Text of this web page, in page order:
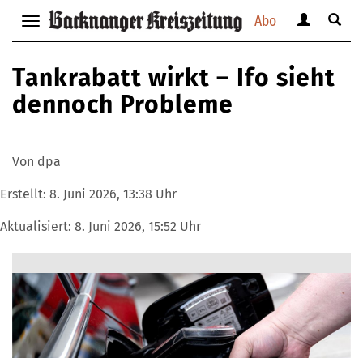
Abo
Navigation
anzeigen
verbergen
anzeigen
verbergen
Suche
Tankrabatt wirkt – Ifo sieht
dennoch Probleme
Von dpa
Erstellt: 8. Juni 2026, 13:38 Uhr
Aktualisiert: 8. Juni 2026, 15:52 Uhr